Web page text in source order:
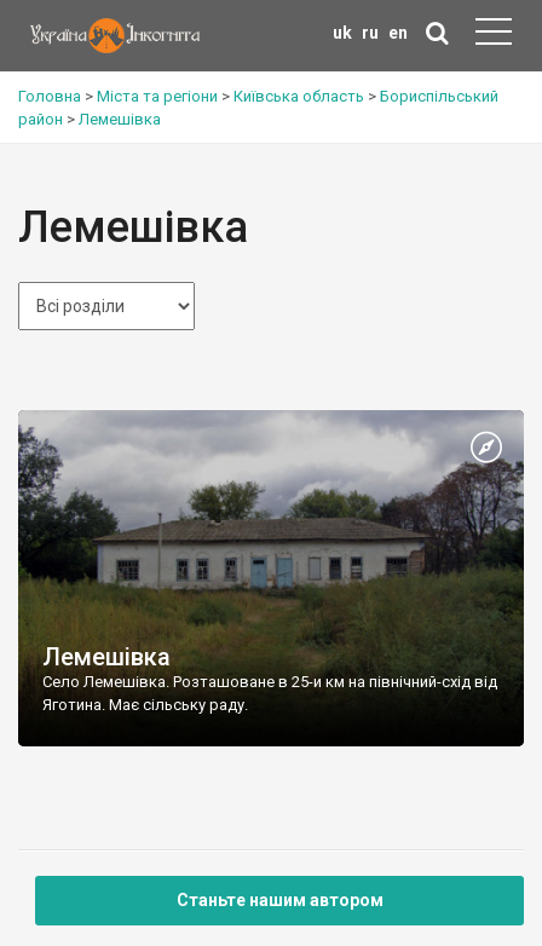
uk ru en
Головна > Міста та регіони > Київська область > Бориспільський
район >Лемешівка
Лемешівка
Лемешівка
Село Лемешівка. Розташоване в 25-и км на північний-схід від
Яготина. Має сільську раду.
Станьте нашим автором